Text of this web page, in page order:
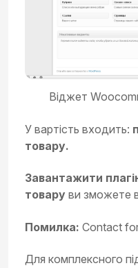
Віджет
У вартість входить:
товару.
Завантажити
товару ви зможете
Помилка: Contact
Для комплексного